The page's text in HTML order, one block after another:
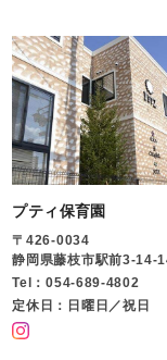
プティ保育園
〒426-0034
静岡県藤枝市駅前3-14-
Tel：054-689-4802
定休日：日曜日／祝日